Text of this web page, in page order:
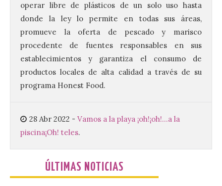
operar libre de plásticos de un solo uso hasta
donde la ley lo permite en todas sus áreas,
promueve la oferta de pescado y marisco
procedente de fuentes responsables en sus
establecimientos y garantiza el consumo de
productos locales de alta calidad a través de su
programa Honest Food.
28 Abr 2022 - Vamos a la playa ¡oh!¡oh!...a la
piscina¡Oh! teles.
ÚLTIMAS NOTICIAS
Este certamen,
promovido por el Instituto
Universitario de Música
Pontificia de Salamanca
(UPSA), premiará composiciones
inéditas, destinadas a coro, con un
premio de 3.000 euros. Las candidaturas
podrán presentarse hasta el 30 de
noviembre. La Universidad, a […]
Conceyu vuelve a exigir
un contingente
especializado y
profesional de bomberos
forestales en el País
Leonés